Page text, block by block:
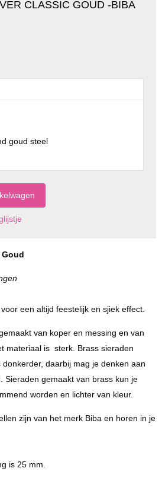
CLASSIC GOUD -BIBA
goud steel
een altijd feestelijk en sjiek effect.
van koper en messing en van
materiaal is sterk. Brass sieraden
daarbij mag je denken aan
Sieraden gemaakt van brass kun je
worden en lichter van kleur.
zijn van het merk Biba en horen in je
is 25 mm.